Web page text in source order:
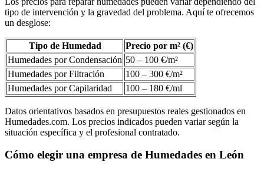
tipo de intervención y la gravedad del problema. Aquí te ofrecemos
un desglose:
Tipo de Humedad
Precio por m² (€)
Humedades por Condensación 50 – 100 €/m²
Humedades por Filtración
100 – 300 €/m²
Humedades por Capilaridad
100 – 180 €/ml
Datos orientativos basados en presupuestos reales gestionados en
Humedades.com. Los precios indicados pueden variar según la
situación específica y el profesional contratado.
Cómo elegir una empresa de Humedades en León